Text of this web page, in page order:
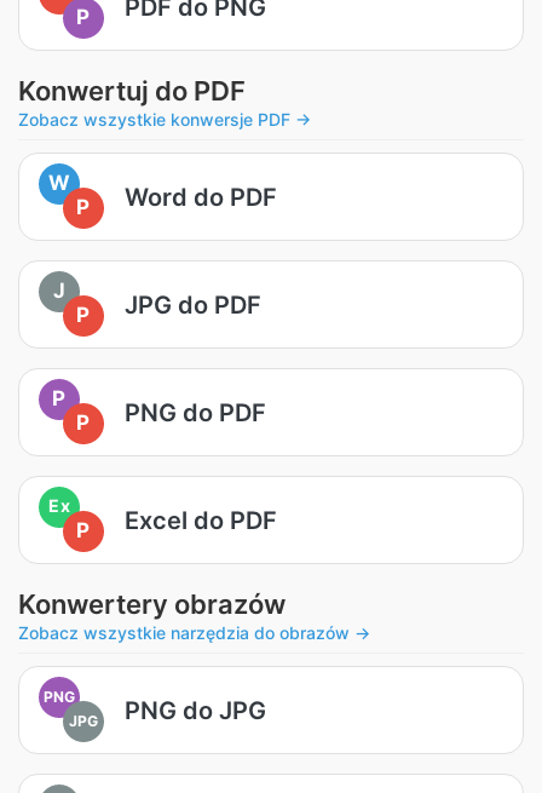
P
PDF do PNG
Konwertuj do PDF
Zobacz wszystkie konwersje PDF →
W
P
Word do PDF
J
P
JPG do PDF
P
P
PNG do PDF
Ex
P Excel do PDF
Konwertery obrazów
Zobacz wszystkie narzędzia do obrazów →
PNG
JPG
PNG do JPG